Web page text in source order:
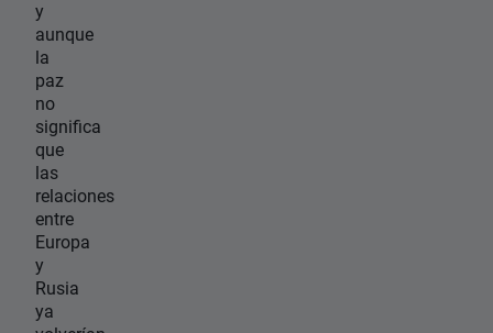
y
aunque
la
paz
no
significa
que
las
relaciones
entre
Europa
y
Rusia
ya